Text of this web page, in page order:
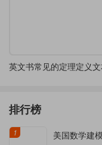
排行榜
1 美国数学建